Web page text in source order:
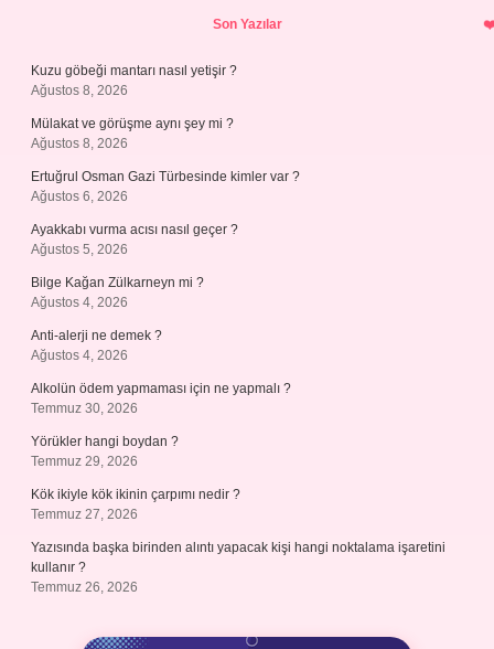
Son Yazılar
Kuzu göbeği mantarı nasıl yetişir ?
Ağustos 8, 2026
Mülakat ve görüşme aynı şey mi ?
Ağustos 8, 2026
Ertuğrul Osman Gazi Türbesinde kimler var ?
Ağustos 6, 2026
Ayakkabı vurma acısı nasıl geçer ?
Ağustos 5, 2026
Bilge Kağan Zülkarneyn mi ?
Ağustos 4, 2026
Anti-alerji ne demek ?
Ağustos 4, 2026
Alkolün ödem yapmaması için ne yapmalı ?
Temmuz 30, 2026
Yörükler hangi boydan ?
Temmuz 29, 2026
Kök ikiyle kök ikinin çarpımı nedir ?
Temmuz 27, 2026
Yazısında başka birinden alıntı yapacak kişi hangi noktalama işaretini
kullanır ?
Temmuz 26, 2026